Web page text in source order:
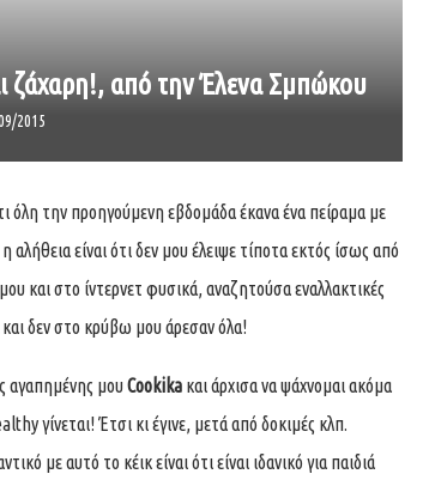
ζάχαρη!, από την Έλενα Σμπώκου
2015
όλη την προηγούμενη εβδομάδα έκανα ένα πείραμα με
η αλήθεια είναι ότι δεν μου έλειψε τίποτα εκτός ίσως από
και στο ίντερνετ φυσικά, αναζητούσα εναλλακτικές
δεν στο κρύβω μου άρεσαν όλα!
αγαπημένης μουCookika και άρχισα να ψάχνομαι ακόμα
γίνεται! Έτσι κι έγινε, μετά από δοκιμές κλπ.
με αυτό το κέικ είναι ότι είναι ιδανικό για παιδιά